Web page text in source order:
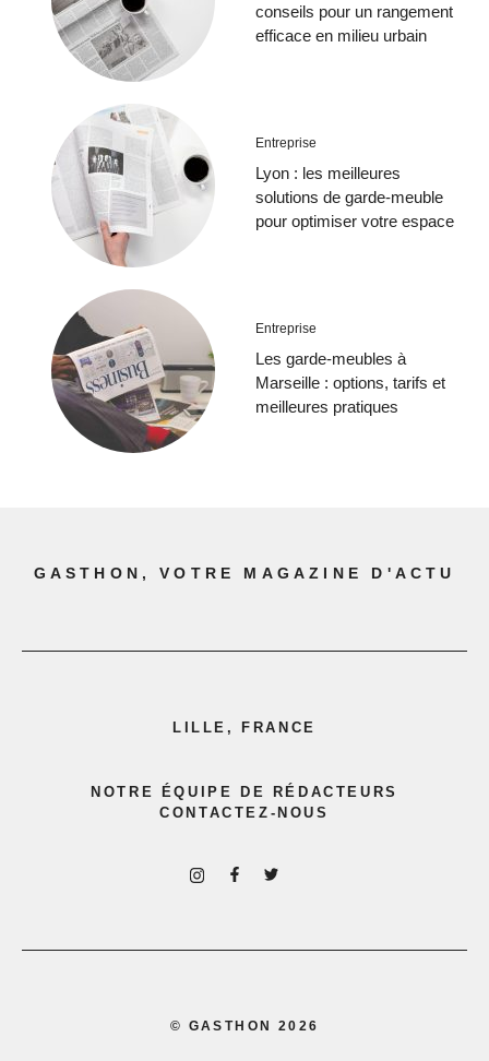
conseils pour un rangement
efficace en milieu urbain
Entreprise
Lyon : les meilleures
solutions de garde-meuble
pour optimiser votre espace
Entreprise
Les garde-meubles à
Marseille : options, tarifs et
meilleures pratiques
GASTHON, VOTRE MAGAZINE D'ACTU
LILLE, FRANCE
NOTRE ÉQUIPE DE RÉDACTEURS
CONTACTEZ-NOUS
© GASTHON 2026